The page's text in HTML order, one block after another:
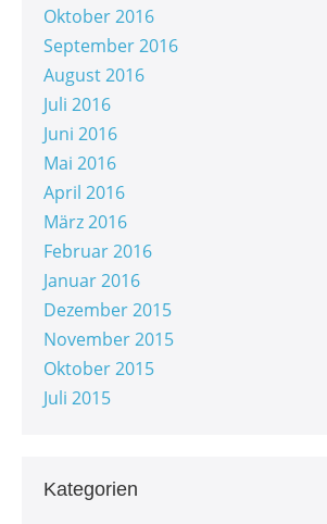
Oktober 2016
September 2016
August 2016
Juli 2016
Juni 2016
Mai 2016
April 2016
März 2016
Februar 2016
Januar 2016
Dezember 2015
November 2015
Oktober 2015
Juli 2015
Kategorien